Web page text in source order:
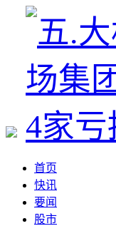
首页
快讯
要闻
股市